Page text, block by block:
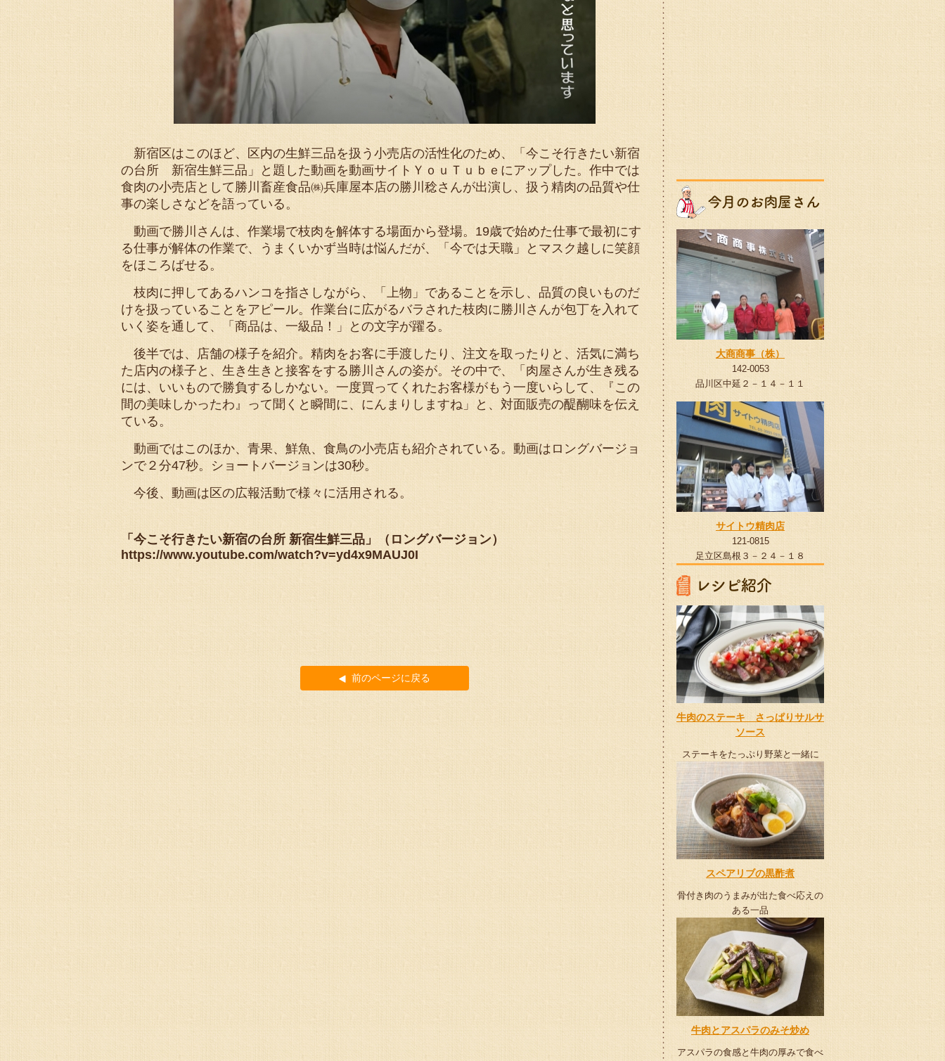
新宿区はこのほど、区内の生鮮三品を扱う小売店の活性化のため、「今こそ行きたい新宿
の台所 新宿生鮮三品」と題した動画を動画サイトＹｏｕＴｕｂｅにアップした。作中では
食肉の小売店として勝川畜産食品㈱兵庫屋本店の勝川稔さんが出演し、扱う精肉の品質や仕
事の楽しさなどを語っている。
動画で勝川さんは、作業場で枝肉を解体する場面から登場。19歳で始めた仕事で最初にす
る仕事が解体の作業で、うまくいかず当時は悩んだが、「今では天職」とマスク越しに笑顔
をほころばせる。
枝肉に押してあるハンコを指さしながら、「上物」であることを示し、品質の良いものだ
けを扱っていることをアピール。作業台に広がるバラされた枝肉に勝川さんが包丁を入れて
いく姿を通して、「商品は、一級品！」との文字が躍る。
後半では、店舗の様子を紹介。精肉をお客に手渡したり、注文を取ったりと、活気に満ち
た店内の様子と、生き生きと接客をする勝川さんの姿が。その中で、「肉屋さんが生き残る
には、いいもので勝負するしかない。一度買ってくれたお客様がもう一度いらして、『この
間の美味しかったわ』って聞くと瞬間に、にんまりしますね」と、対面販売の醍醐味を伝え
ている。
動画ではこのほか、青果、鮮魚、食鳥の小売店も紹介されている。動画はロングバージョ
ンで２分47秒。ショートバージョンは30秒。
今後、動画は区の広報活動で様々に活用される。
「今こそ行きたい新宿の台所 新宿生鮮三品」（ロングバージョン）
https://www.youtube.com/watch?v=yd4x9MAUJ0I
前のページに戻る
大商商事（株）
142-0053
品川区中延２－１４－１１
サイトウ精肉店
121-0815
足立区島根３－２４－１８
牛肉のステーキ さっぱりサルサ
ソース
ステーキをたっぷり野菜と一緒に
スペアリブの黒酢煮
骨付き肉のうまみが出た食べ応えの
ある一品
牛肉とアスパラのみそ炒め
アスパラの食感と牛肉の厚みで食べ